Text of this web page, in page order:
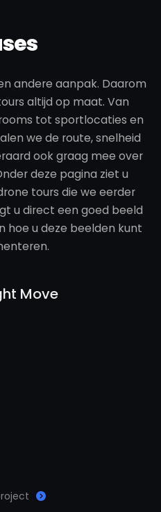
andere aanpak. Daarom
altijd op maat. Van
tot sportlocaties en
we de route, snelheid
ook graag mee over
deze pagina ziet u
tours die we eerder
u direct een goed beeld
hoe u deze beelden kunt
Move